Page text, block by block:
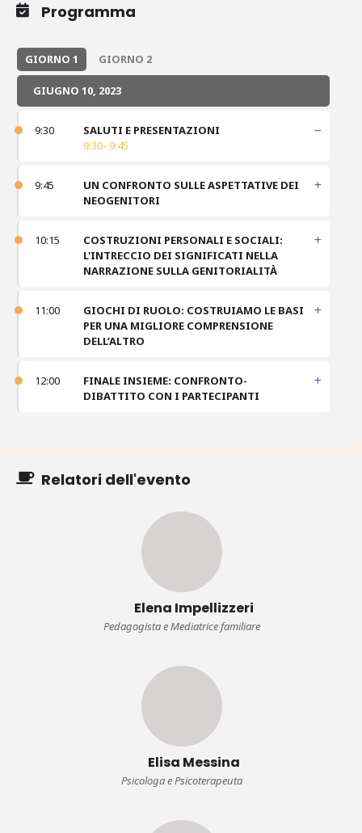
Programma
GIORNO 1 GIORNO 2
GIUGNO 10, 2023
9:30
SALUTI E PRESENTAZIONI
9:30- 9:45
9:45
UN CONFRONTO SULLE ASPETTATIVE DEI
NEOGENITORI
10:15
COSTRUZIONI PERSONALI E SOCIALI:
L'INTRECCIO DEI SIGNIFICATI NELLA
NARRAZIONE SULLA GENITORIALITÀ
11:00
GIOCHI DI RUOLO: COSTRUIAMO LE BASI
PER UNA MIGLIORE COMPRENSIONE
DELL’ALTRO
12:00
FINALE INSIEME: CONFRONTO-
DIBATTITO CON I PARTECIPANTI
Relatori dell'evento
Elena Impellizzeri
Pedagogista e Mediatrice familiare
Elisa Messina
Psicologa e Psicoterapeuta